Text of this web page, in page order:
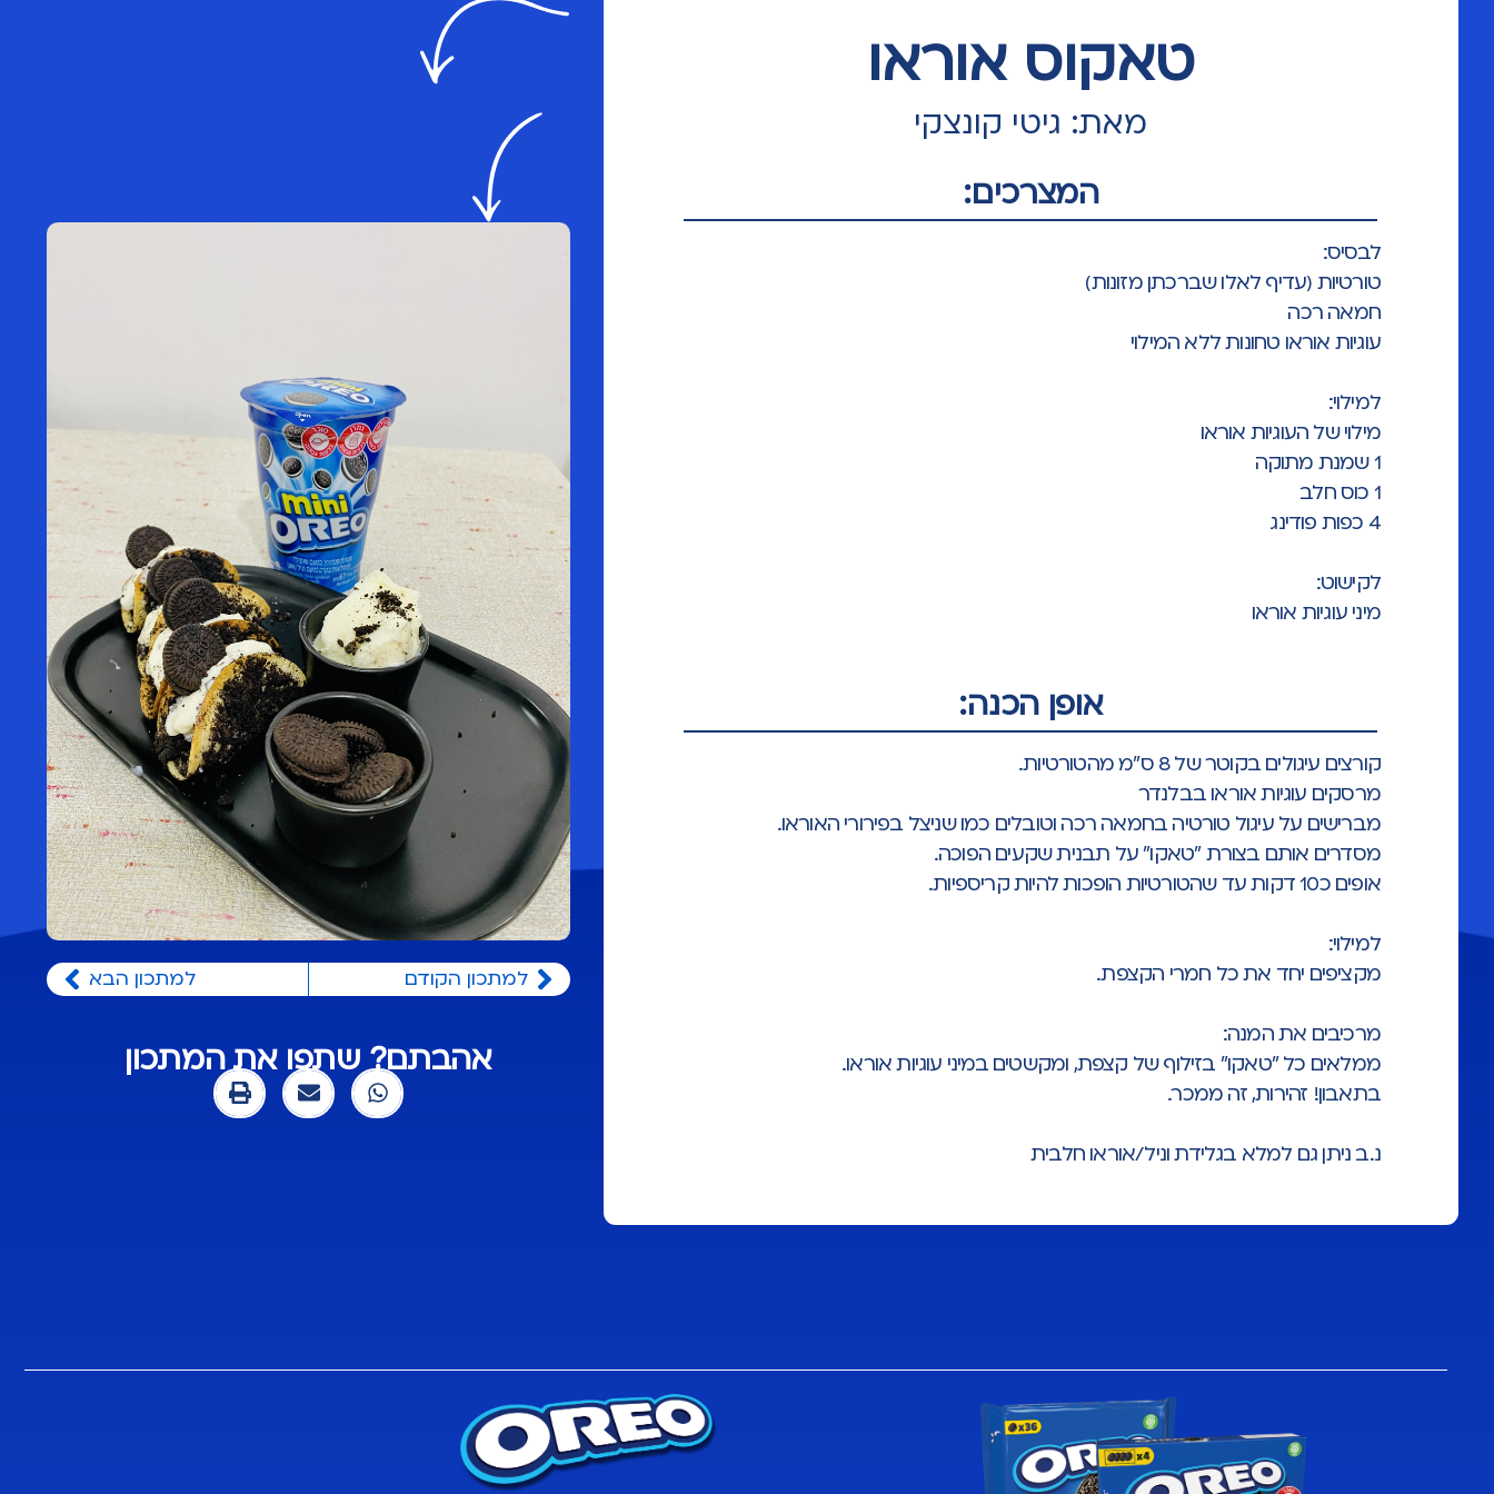
טאקוס אוראו
מאת: גיטי קונצקי
המצרכים:
לבסיס:
טורטיות (עדיף לאלו שברכתן מזונות)
חמאה רכה
עוגיות אוראו טחונות ללא המילוי
למילוי:
מילוי של העוגיות אוראו
1 שמנת מתוקה
1 כוס חלב
4 כפות פודינג
לקישוט:
מיני עוגיות אוראו
אופן הכנה:
קורצים עיגולים בקוטר של 8 ס״מ מהטורטיות.
מרסקים עוגיות אוראו בבלנדר
מברישים על עיגול טורטיה בחמאה רכה וטובלים כמו שניצל בפירורי האוראו.
מסדרים אותם בצורת ״טאקו״ על תבנית שקעים הפוכה.
אופים כ10 דקות עד שהטורטיות הופכות להיות קריספיות.
למילוי:
מקציפים יחד את כל חמרי הקצפת.
מרכיבים את המנה:
ממלאים כל ״טאקו״ בזילוף של קצפת, ומקשטים במיני עוגיות אוראו.
בתאבון! זהירות, זה ממכר.
נ.ב ניתן גם למלא בגלידת וניל/אוראו חלבית
למתכון הקודם למתכון הבא
אהבתם? שתפו את המתכון